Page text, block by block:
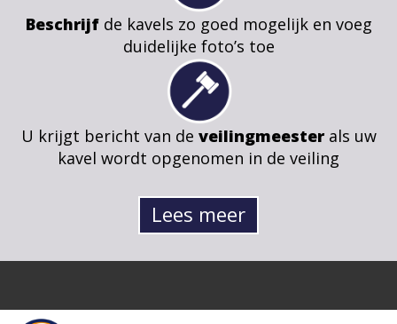
Beschrijfde kavels zo goed mogelijk en voeg
duidelijke foto’s toe
U krijgt bericht van de veilingmeesterals uw
kavel wordt opgenomen in de veiling
Lees meer